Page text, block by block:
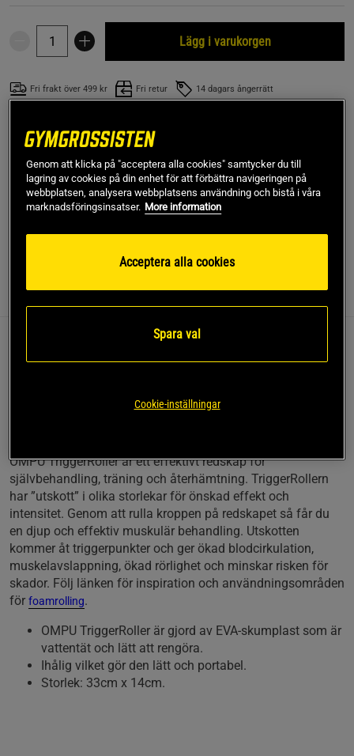
Lägg i varukorgen
Fri frakt över 499 kr Fri retur 14 dagars ångerrätt
SKU #1201| EAN7340134202103
TriggerRoller är ett träningsredskap från OMPU för
uppvärmning/återhämtning av coreparti och
sätesmuskulatur. Den djupgående massagen minskar
risken för muskelskador!
Läs mer
uppvärmning samt återhämtning!
Med TriggerRoller mjukar du upp stela muskler genom att
rulla dem över TriggerRollerns ojämna yta och får på så sätt
OMPU TriggerRoller är ett effektivt redskap för
självbehandling, träning och återhämtning. TriggerRollern
har ”utskott” i olika storlekar för önskad effekt och
intensitet. Genom att rulla kroppen på redskapet så får du
en djup och effektiv muskulär behandling. Utskotten
kommer åt triggerpunkter och ger ökad blodcirkulation,
muskelavslappning, ökad rörlighet och minskar risken för
skador. Följ länken för inspiration och användningsområden
för foamrolling.
OMPU TriggerRoller är gjord av EVA-skumplast som är
vattentät och lätt att rengöra.
Ihålig vilket gör den lätt och portabel.
Storlek: 33cm x 14cm.
Genom att klicka på "acceptera alla cookies" samtycker du till
lagring av cookies på din enhet för att förbättra navigeringen på
webbplatsen, analysera webbplatsens användning och bistå i våra
marknadsföringsinsatser. More information
Acceptera alla cookies
Spara val
Cookie-inställningar